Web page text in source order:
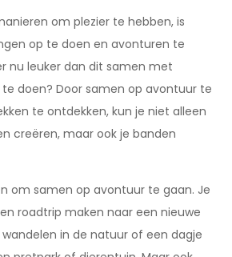
om plezier te hebben, is
op te doen en avonturen te
nu leuker dan dit samen met
doen? Door samen op avontuur te
te ontdekken, kun je niet alleen
creëren, maar ook je banden
om samen op avontuur te gaan. Je
roadtrip maken naar een nieuwe
in de natuur of een dagje